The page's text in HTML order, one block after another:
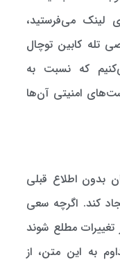
لینك می‌فرستید،‌
کابین توچال
كه نسبت به
امنیتی آن‌ها
بدون اطلاع قبلي
کند. اگرچه سعي
تغييرات مطلع شوند
به اين متن، از